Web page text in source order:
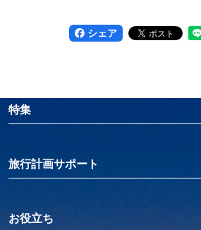
シェア
特集
旅行計画サポート
お役立ち